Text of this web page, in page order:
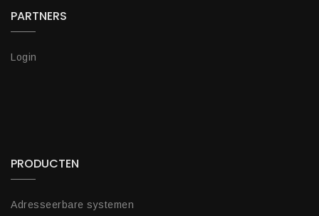
PARTNERS
Login
PRODUCTEN
Adresseerbare systemen